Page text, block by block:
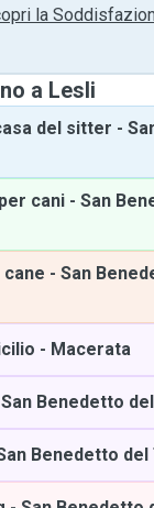
la
a Lesli
del sitter -
cani - San
- San
- Macerata
San Benedetto
Benedetto